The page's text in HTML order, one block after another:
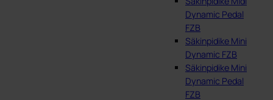
Dynamic Pedal
FZB
Säkinpidike Mini
Dynamic FZB
Säkinpidike Mini
Dynamic Pedal
FZB